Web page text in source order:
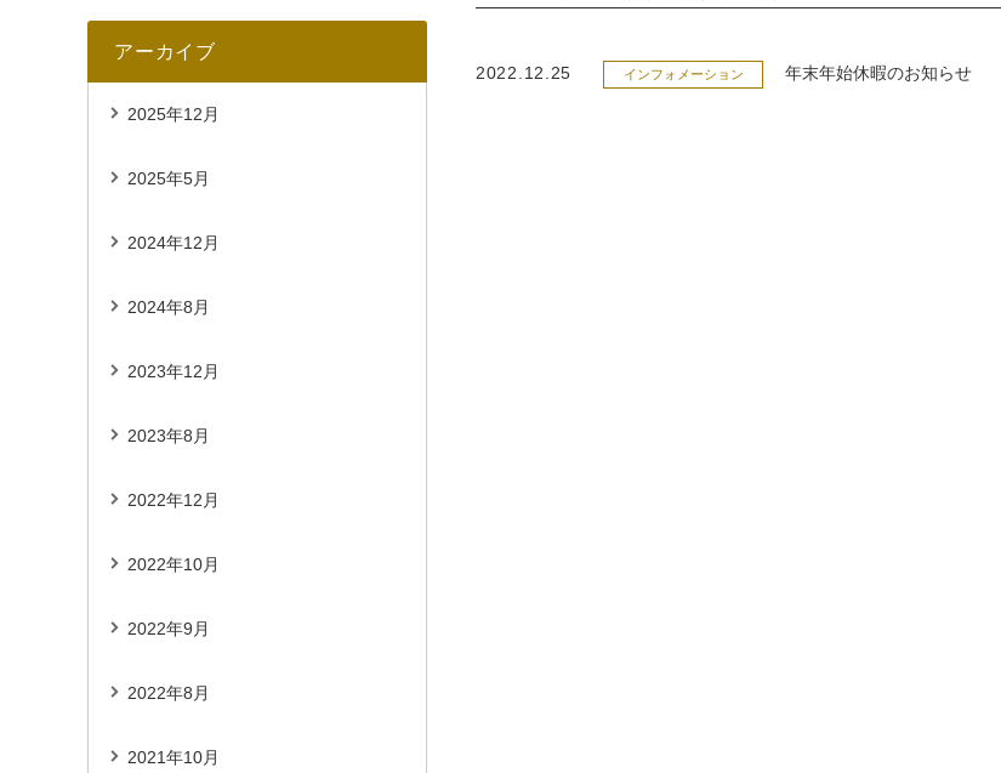
2022.12.25 インフォメーション 年末年始休暇のお知らせ
アーカイブ
2025年12月
2025年5月
2024年12月
2024年8月
2023年12月
2023年8月
2022年12月
2022年10月
2022年9月
2022年8月
2021年10月